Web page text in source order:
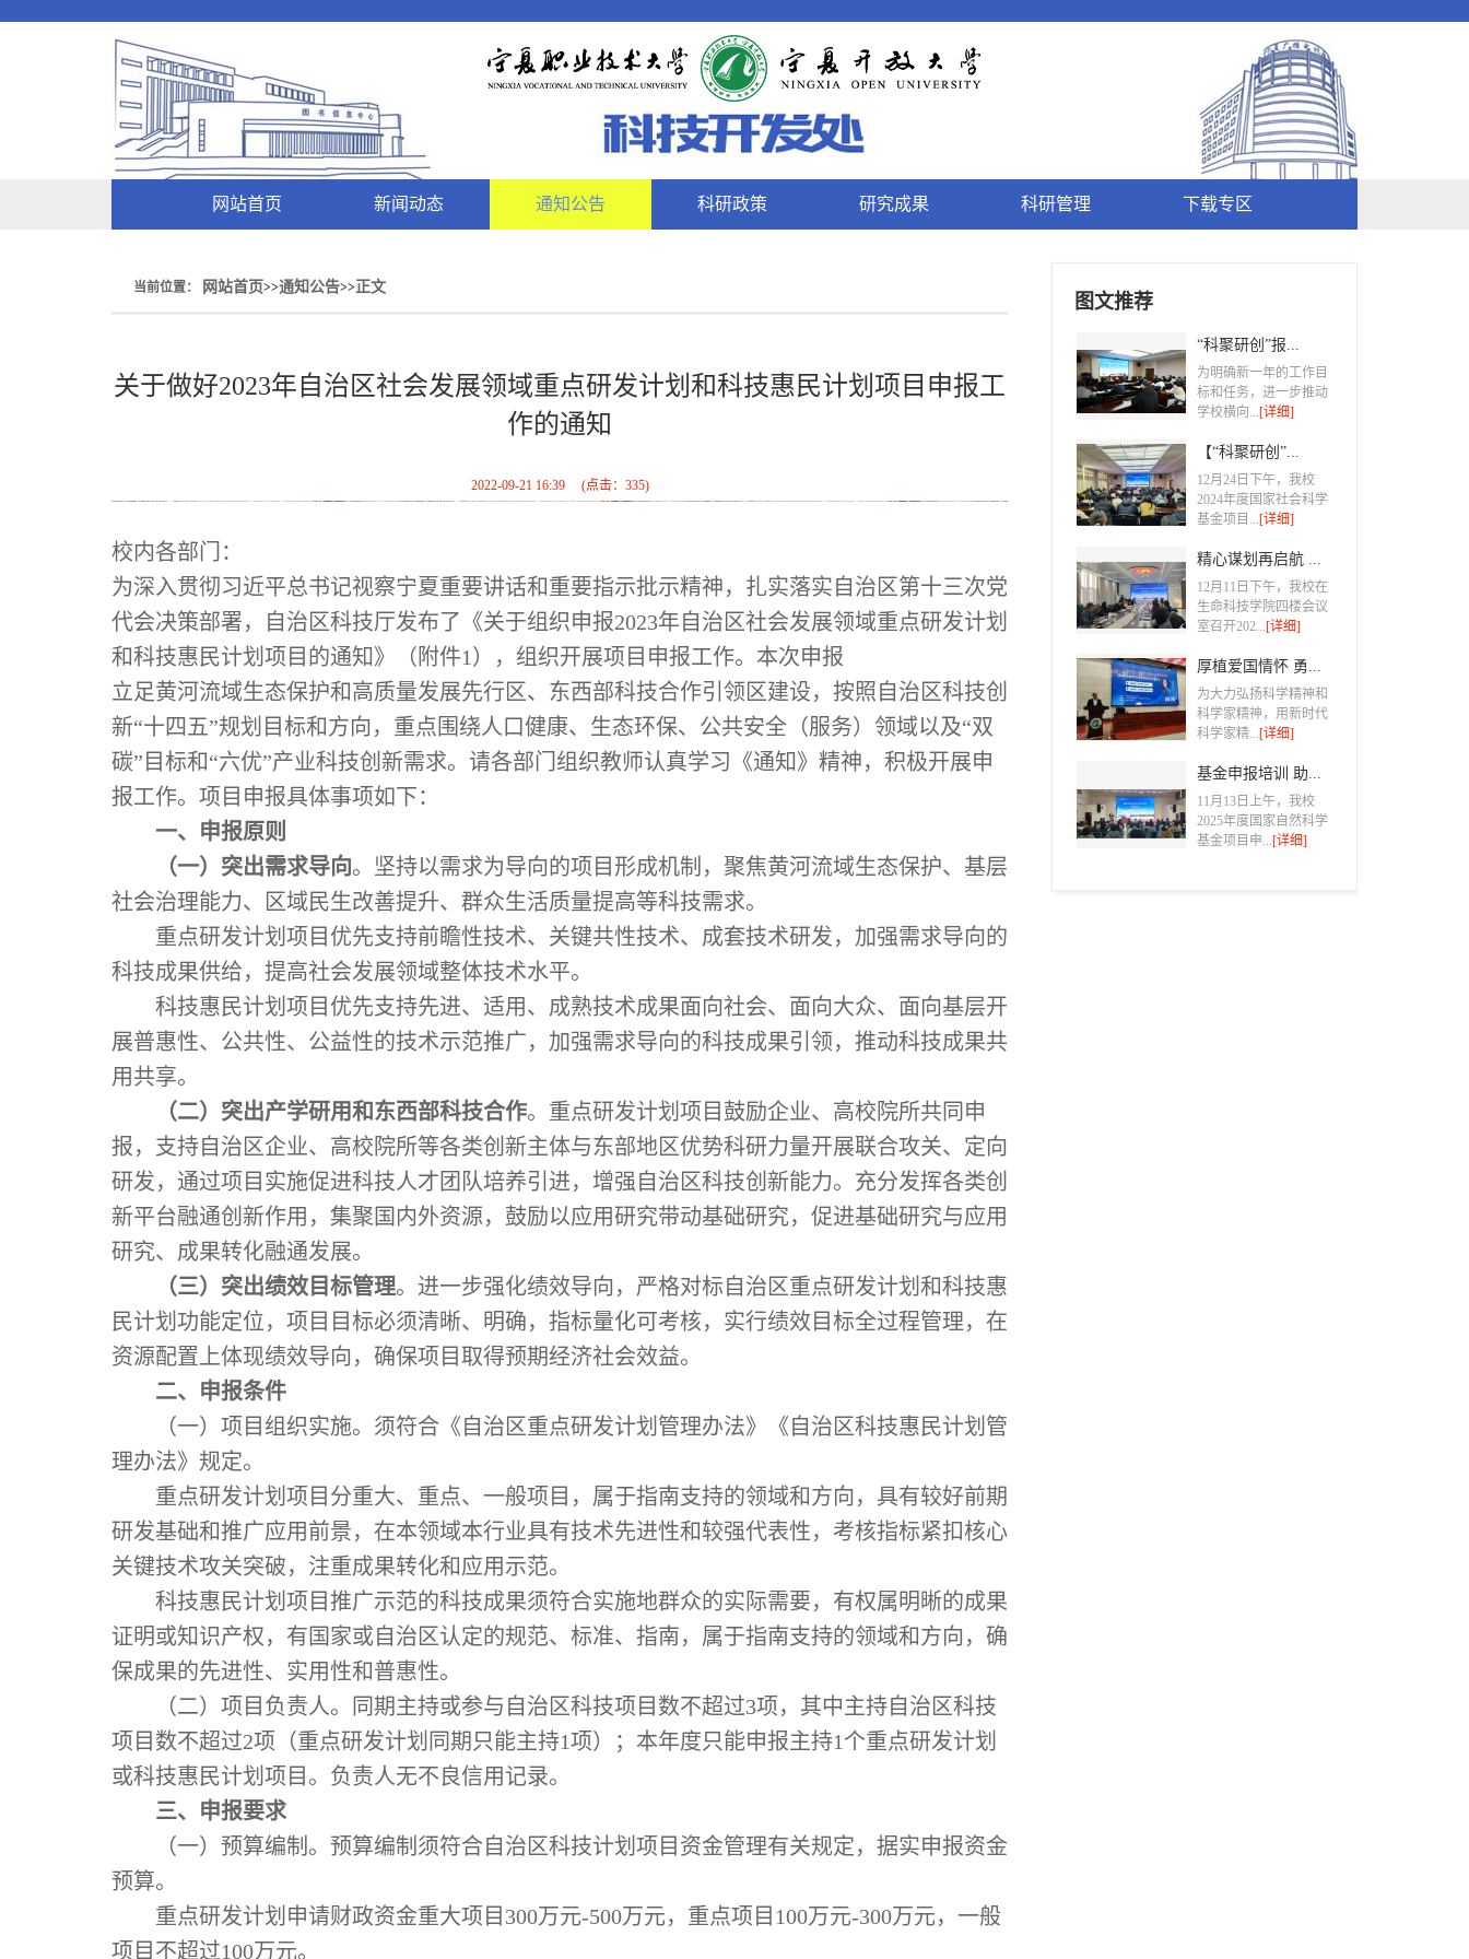
网站首页 新闻动态 通知公告 科研政策 研究成果 科研管理 下载专区
当前位置： 网站首页>>通知公告>>正文
关于做好2023年自治区社会发展领域重点研发计划和科技惠民计划项目申报工
作的通知
2022-09-21 16:39 (点击： 335)
校内各部门：
为深入贯彻习近平总书记视察宁夏重要讲话和重要指示批示精神，扎实落实自治区第十三次党
代会决策部署，自治区科技厅发布了《关于组织申报2023年自治区社会发展领域重点研发计划
和科技惠民计划项目的通知》（附件1 ），组织开展项目申报工作。本次申报
立足黄河流域生态保护和高质量发展先行区、东西部科技合作引领区建设，按照自治区科技创
新“十四五”规划目标和方向，重点围绕人口健康、生态环保、公共安全（服务）领域以及“双
碳”目标和“六优”产业科技创新需求。请各部门组织教师认真学习《通知》精神，积极开展申
报工作。项目申报具体事项如下：
一、申报原则
（一）突出需求导向。坚持以需求为导向的项目形成机制，聚焦黄河流域生态保护、基层
社会治理能力、区域民生改善提升、群众生活质量提高等科技需求。
重点研发计划项目优先支持前瞻性技术、关键共性技术、成套技术研发，加强需求导向的
科技成果供给，提高社会发展领域整体技术水平。
科技惠民计划项目优先支持先进、适用、成熟技术成果面向社会、面向大众、面向基层开
展普惠性、公共性、公益性的技术示范推广，加强需求导向的科技成果引领，推动科技成果共
用共享。
（二）突出产学研用和东西部科技合作。重点研发计划项目鼓励企业、高校院所共同申
报，支持自治区企业、高校院所等各类创新主体与东部地区优势科研力量开展联合攻关、定向
研发，通过项目实施促进科技人才团队培养引进，增强自治区科技创新能力。充分发挥各类创
新平台融通创新作用，集聚国内外资源，鼓励以应用研究带动基础研究，促进基础研究与应用
研究、成果转化融通发展。
（三）突出绩效目标管理。进一步强化绩效导向，严格对标自治区重点研发计划和科技惠
民计划功能定位，项目目标必须清晰、明确，指标量化可考核，实行绩效目标全过程管理，在
资源配置上体现绩效导向，确保项目取得预期经济社会效益。
二、申报条件
（一）项目组织实施。须符合《自治区重点研发计划管理办法》《自治区科技惠民计划管
理办法》规定。
重点研发计划项目分重大、重点、一般项目，属于指南支持的领域和方向，具有较好前期
研发基础和推广应用前景，在本领域本行业具有技术先进性和较强代表性，考核指标紧扣核心
关键技术攻关突破，注重成果转化和应用示范。
科技惠民计划项目推广示范的科技成果须符合实施地群众的实际需要，有权属明晰的成果
证明或知识产权，有国家或自治区认定的规范、标准、指南，属于指南支持的领域和方向，确
保成果的先进性、实用性和普惠性。
（二）项目负责人。同期主持或参与自治区科技项目数不超过3项，其中主持自治区科技
项目数不超过2项（重点研发计划同期只能主持1项）；本年度只能申报主持1 个重点研发计划
或科技惠民计划项目。负责人无不良信用记录。
三、申报要求
（一）预算编制。预算编制须符合自治区科技计划项目资金管理有关规定，据实申报资金
预算。
重点研发计划申请财政资金重大项目 300万元-500万元，重点项目 100万元-300万元，一般
项目不超过100万元。
图文推荐
“科聚研创”报...
为明确新一年的工作目
标和任务，进一步推动
学校横向...[详细]
【“科聚研创”...
​12月24日下午，我校
2024年度国家社会科学
基金项目...[详细]
精心谋划再启航 ...
12月11日下午，我校在
生命科技学院四楼会议
室召开202...[详细]
厚植爱国情怀 勇...
为大力弘扬科学精神和
科学家精神，用新时代
科学家精...[详细]
基金申报培训 助...
11月13日上午，我校
2025年度国家自然科学
基金项目申...[详细]